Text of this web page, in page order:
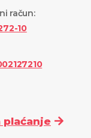
račun:
10
plaćanje